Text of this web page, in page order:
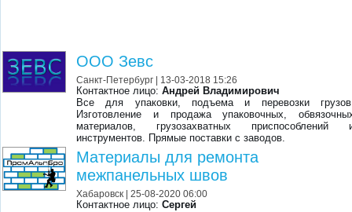
ООО Зевс
Санкт-Петербург | 13-03-2018 15:26
Контактное лицо:Андрей Владимирович
Все для упаковки, подъема и перевозки
Изготовление и продажа упаковочных,
материалов, грузозахватных приспособлений
инструментов. Прямые поставки с заводов.
Материалы для ремонта
межпанельных швов
Хабаровск | 25-08-2020 06:00
Контактное лицо:Сергей